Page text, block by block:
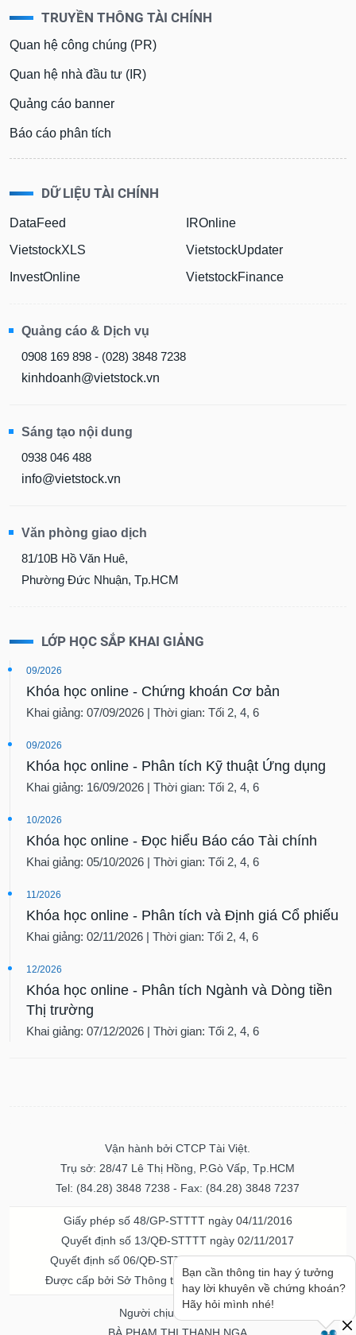
TRUYỀN THÔNG TÀI CHÍNH
Quan hệ công chúng (PR)
Quan hệ nhà đầu tư (IR)
Quảng cáo banner
Báo cáo phân tích
DỮ LIỆU TÀI CHÍNH
DataFeed
VietstockXLS
InvestOnline
IROnline
VietstockUpdater
VietstockFinance
Quảng cáo & Dịch vụ
0908 169 898 - (028) 3848 7238
kinhdoanh@vietstock.vn
Sáng tạo nội dung
0938 046 488
info@vietstock.vn
Văn phòng giao dịch
81/10B Hồ Văn Huê,
Phường Đức Nhuận, Tp.HCM
LỚP HỌC SẮP KHAI GIẢNG
09/2026
Khóa học online - Chứng khoán Cơ bản
Khai giảng: 07/09/2026 | Thời gian: Tối 2, 4, 6
09/2026
Khóa học online - Phân tích Kỹ thuật Ứng dụng
Khai giảng: 16/09/2026 | Thời gian: Tối 2, 4, 6
10/2026
Khóa học online - Đọc hiểu Báo cáo Tài chính
Khai giảng: 05/10/2026 | Thời gian: Tối 2, 4, 6
11/2026
Khóa học online - Phân tích và Định giá Cổ phiếu
Khai giảng: 02/11/2026 | Thời gian: Tối 2, 4, 6
12/2026
Khóa học online - Phân tích Ngành và Dòng tiền
Thị trường
Khai giảng: 07/12/2026 | Thời gian: Tối 2, 4, 6
Vận hành bởi CTCP Tài Việt.
Trụ sở: 28/47 Lê Thị Hồng, P.Gò Vấp, Tp.HCM
Tel: (84.28) 3848 7238 - Fax: (84.28) 3848 7237
Giấy phép số 48/GP-STTTT ngày 04/11/2016
Quyết định số 13/QĐ-STTTT ngày 02/11/2017
Quyết định số 06/QĐ-STTTT-ICP ngày 20/07/2023
Được cấp bởi Sở Thông tin và Truyền thông TPHCM
Người chịu trách nhiệm
Bạn cần thông tin hay ý tưởng
hay lời khuyên về chứng khoán?
Hãy hỏi mình nhé!